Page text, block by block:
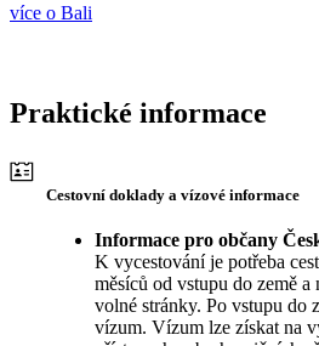
více o Bali
Praktické informace
Cestovní doklady a vízové informace
Informace pro občany
K vycestování je potřeba
měsíců od vstupu do země a
volné stránky. Po vstupu do
vízum. Vízum lze získat na